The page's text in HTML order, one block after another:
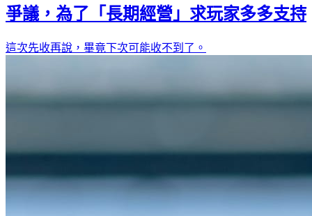
爭議，為了「長期經營」求玩家多多支持
這次先收再說，畢竟下次可能收不到了。